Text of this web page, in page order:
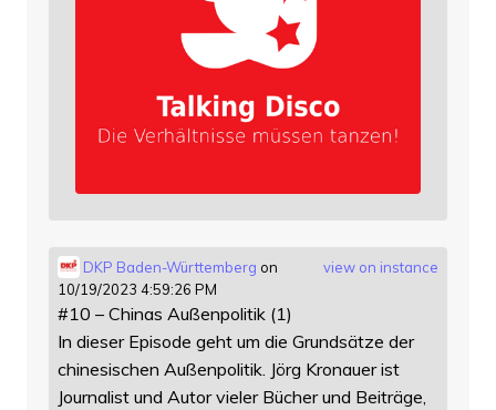
view on instance
DKP Baden-Württemberg on
10/19/2023 4:59:26 PM
#10 – Chinas Außenpolitik (1)
In dieser Episode geht um die Grundsätze der
chinesischen Außenpolitik. Jörg Kronauer ist
Journalist und Autor vieler Bücher und Beiträge,